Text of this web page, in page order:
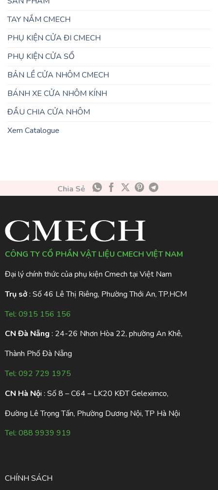
TAY NẮM CMECH
PHỤ KIỆN CỬA ĐI CMECH
PHỤ KIỆN CỬA SỔ
BẢN LỀ CỬA NHÔM CMECH
BÁNH XE CỬA NHÔM KÍNH
ĐẦU CHIA CỬA NHÔM
Xem Catalogue
Chia Sẻ
CÔNG TY CỔ PHẦN VẬT LIỆU CMECH VIỆT NAM
Đại lý chính thức của phụ kiện Cmech tại Việt Nam
Trụ sở: Số 46 Lê Thị Riêng, Phường Thới An, TP.HCM
Tel: 0915 156 156
CN Đà Nẵng : 24-26 Nhơn Hòa 22, phường An Khê,
Thành Phố Đà Nẵng
Tel: 092 729 1975
CN Hà Nội : Số 8 – C64 – LK20 KĐT Geleximco,
Đường Lê Trọng Tấn, Phường Dương Nội, TP Hà Nội
Tel: 088 9939 919
CHÍNH SÁCH